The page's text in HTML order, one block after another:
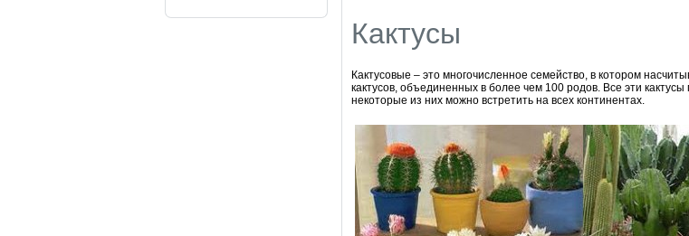
Кактусы
Кактусовые – это многочисленное семейство, в котором
кактусов, объединенных в более чем 100 родов. Все эти
некоторые из них можно встретить на всех континентах.